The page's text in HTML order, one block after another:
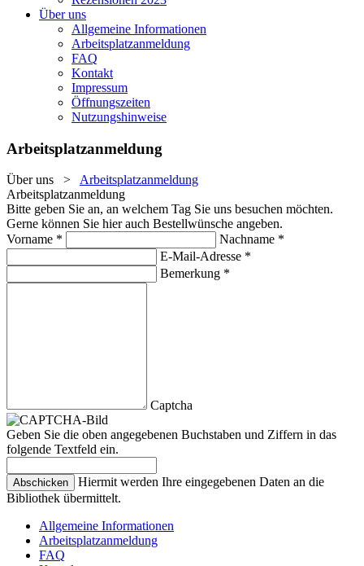
Über uns
Allgemeine Informationen
Arbeitsplatzanmeldung
FAQ
Kontakt
Impressum
Öffnungszeiten
Nutzungshinweise
Arbeitsplatzanmeldung
Über uns > Arbeitsplatzanmeldung
Arbeitsplatzanmeldung
Bitte geben Sie an, an welchem Tag Sie uns besuchen möchten.
Gerne können Sie hier auch Bestellwünsche angeben.
Vorname *
Nachname *
E-Mail-Adresse *
Bemerkung *
Captcha
Geben Sie die oben angegebenen Buchstaben und Ziffern in das
folgende Textfeld ein.
Hiermit werden Ihre eingegebenen Daten an die
Bibliothek übermittelt.
Allgemeine Informationen
Arbeitsplatzanmeldung
FAQ